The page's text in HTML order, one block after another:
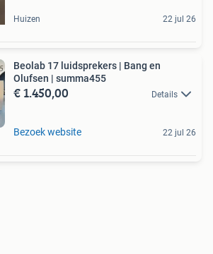
Huizen 22 jul 26
Beolab 17 luidsprekers | Bang en
Olufsen | summa455
€ 1.450,00 Details
Bezoek website 22 jul 26